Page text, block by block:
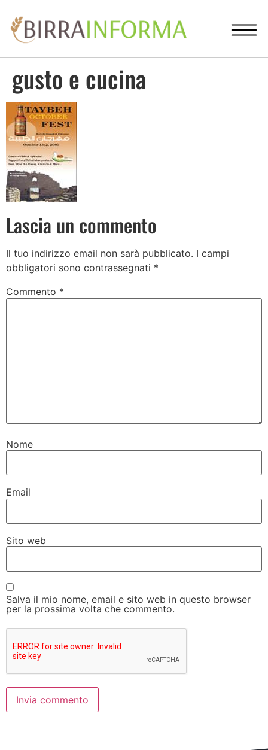
gusto e cucina
Lascia un commento
Il tuo indirizzo email non sarà pubblicato. I campi
obbligatori sono contrassegnati *
Commento *
Nome
Email
Sito web
Salva il mio nome, email e sito web in questo browser
per la prossima volta che commento.